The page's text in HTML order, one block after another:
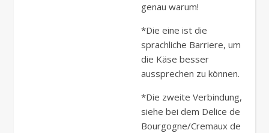
genau warum!
*Die eine ist die
sprachliche Barriere, um
die Käse besser
aussprechen zu können.
*Die zweite Verbindung,
siehe bei dem Delice de
Bourgogne/Cremaux de